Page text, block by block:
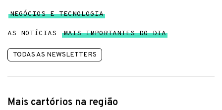
NEGÓCIOS E TECNOLOGIA
AS NOTÍCIAS MAIS IMPORTANTES DO DIA
TODAS AS NEWSLETTERS
Mais cartórios na região